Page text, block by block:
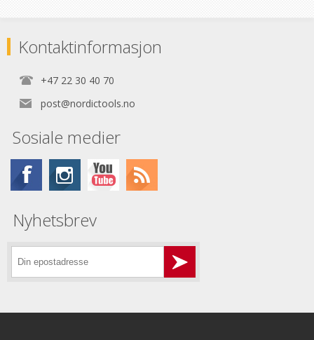
Kontaktinformasjon
+47 22 30 40 70
post@nordictools.no
Sosiale medier
Nyhetsbrev